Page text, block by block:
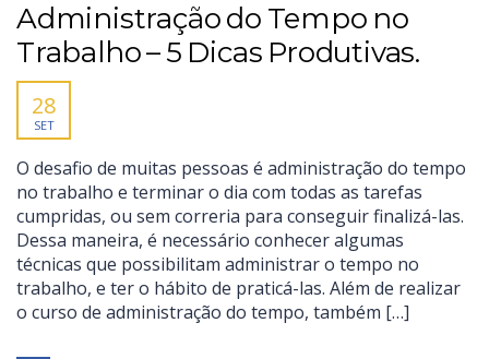
Administração do Tempo no
Trabalho – 5 Dicas Produtivas.
28
SET
O desafio de muitas pessoas é administração do tempo
no trabalho e terminar o dia com todas as tarefas
cumpridas, ou sem correria para conseguir finalizá-las.
Dessa maneira, é necessário conhecer algumas
técnicas que possibilitam administrar o tempo no
trabalho, e ter o hábito de praticá-las. Além de realizar
o curso de administração do tempo, também […]